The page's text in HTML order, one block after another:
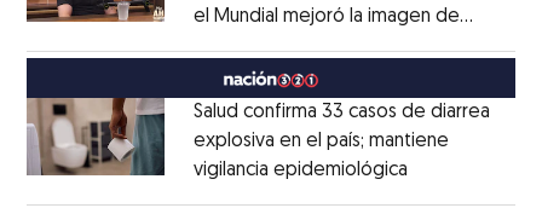
el Mundial mejoró la imagen de
MéxicoOpens in new window
Salud confirma 33 casos de diarrea
explosiva en el país; mantiene
vigilancia epidemiológica